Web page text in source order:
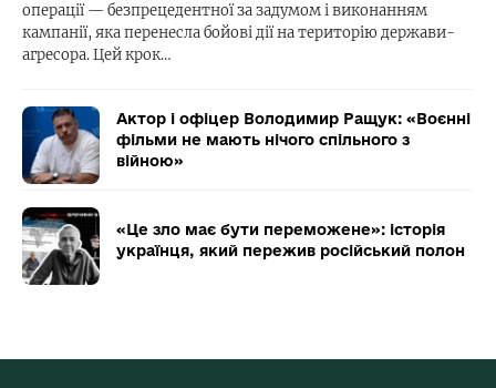
операції — безпрецедентної за задумом і виконанням
кампанії, яка перенесла бойові дії на територію держави-
агресора. Цей крок…
Актор і офіцер Володимир Ращук: «Воєнні
фільми не мають нічого спільного з
війною»
«Це зло має бути переможене»: історія
українця, який пережив російський полон